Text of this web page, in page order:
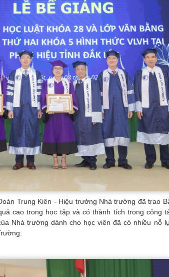
Trung Kiên - Hiệu trưởng Nhà trường đã trao
cao trong học tập và có thành tích trong công
Nhà trường dành cho học viên đã có nhiều nỗ